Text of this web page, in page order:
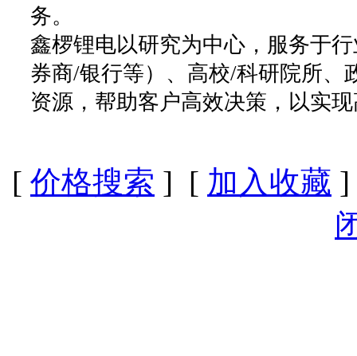
务。
鑫椤锂电以研究为中心，服务于
券商/银行等）、高校/科研院所、
资源，帮助客户高效决策，以实
[ 价格搜索 ] [ 加入收藏